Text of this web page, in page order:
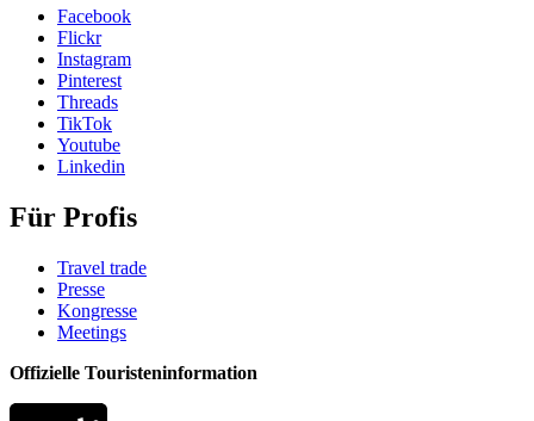
Facebook
Flickr
Instagram
Pinterest
Threads
TikTok
Youtube
Linkedin
Für Profis
Travel trade
Presse
Kongresse
Meetings
Offizielle Touristeninformation